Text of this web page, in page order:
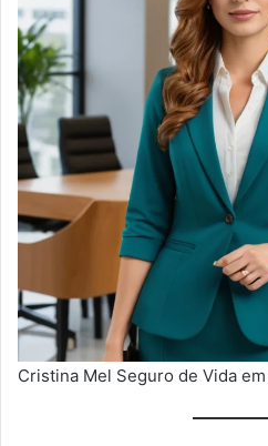
Cristina Mel Seguro de Vida